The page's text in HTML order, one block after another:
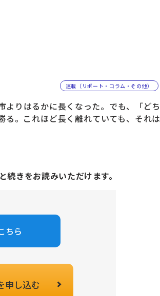
連載（リポート・コラム・その他）
りはるかに長くなった。でも、「どち
。これほど長く離れていても、それは
続きをお読みいただけます。
ちら
申し込む